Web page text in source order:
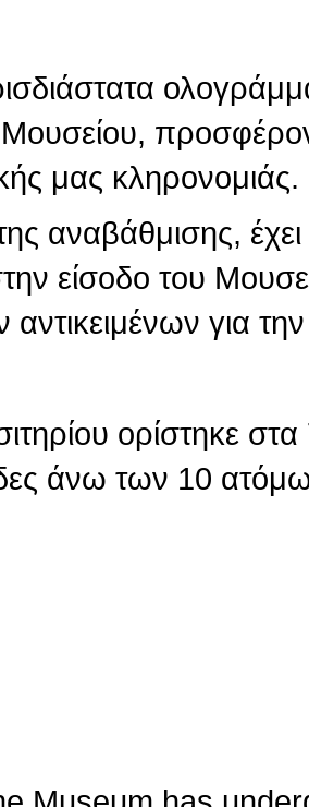
Μουσείου,
μας κληρονομιάς.
αναβάθμισης,
είσοδο του
για
ορίστηκε
άνω των 10